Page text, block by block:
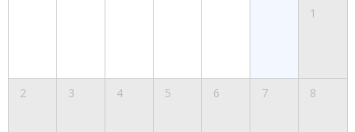
1
2 3 4 5 6 7 8